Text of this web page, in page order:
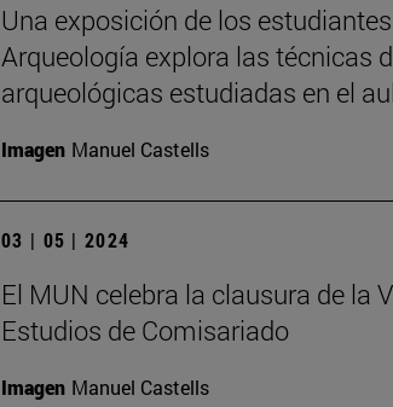
Una exposición de los
Arqueología explora las técnicas
arqueológicas estudiadas en el
Imagen Manuel Castells
03 | 05 | 2024
El MUN celebra la clausura de la
Estudios de Comisariado
Imagen Manuel Castells